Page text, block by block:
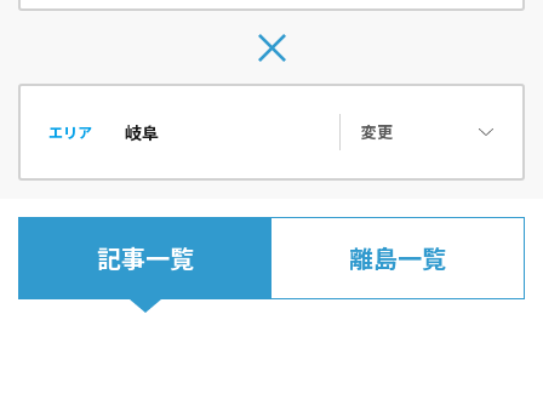
エリア 変更
記事一覧 離島一覧